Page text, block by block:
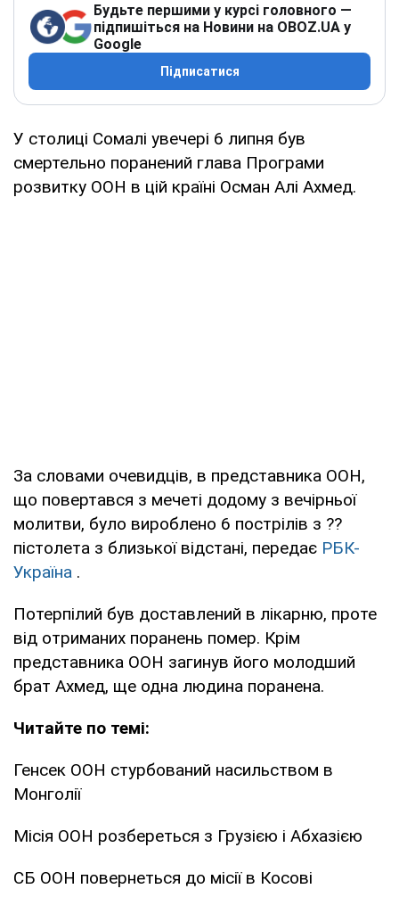
Будьте першими у курсі головного —
підпишіться на Новини на OBOZ.UA у
Google
Підписатися
У столиці Сомалі увечері 6 липня був
смертельно поранений глава Програми
розвитку ООН в цій країні Осман Алі Ахмед.
За словами очевидців, в представника ООН,
що повертався з мечеті додому з вечірньої
молитви, було вироблено 6 пострілів з ??
пістолета з близької відстані, передає РБК-
Україна .
Потерпілий був доставлений в лікарню, проте
від отриманих поранень помер. Крім
представника ООН загинув його молодший
брат Ахмед, ще одна людина поранена.
Читайте по темі:
Генсек ООН стурбований насильством в
Монголії
Місія ООН розбереться з Грузією і Абхазією
СБ ООН повернеться до місії в Косові